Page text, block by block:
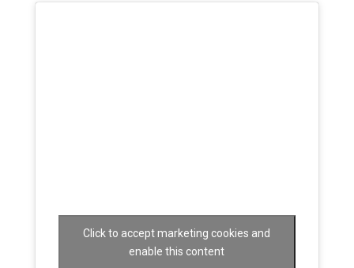
Click to accept marketing cookies and
enable this content